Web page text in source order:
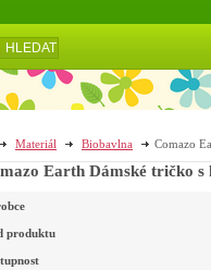
Materiál Biobavlna Comazo
Earth Dámské tričko
produktu
HLEDAT